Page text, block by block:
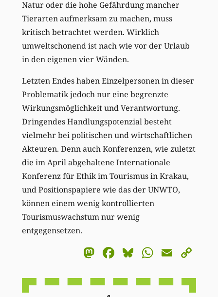
Natur oder die hohe Gefährdung mancher
Tierarten aufmerksam zu machen, muss
kritisch betrachtet werden. Wirklich
umweltschonend ist nach wie vor der Urlaub
in den eigenen vier Wänden.
Letzten Endes haben Einzelpersonen in dieser
Problematik jedoch nur eine begrenzte
Wirkungsmöglichkeit und Verantwortung.
Dringendes Handlungspotenzial besteht
vielmehr bei politischen und wirtschaftlichen
Akteuren. Denn auch Konferenzen, wie zuletzt
die im April abgehaltene Internationale
Konferenz für Ethik im Tourismus in Krakau,
und Positionspapiere wie das der UNWTO,
können einem wenig kontrollierten
Tourismuswachstum nur wenig
entgegensetzen.
Mastodon
Facebook
BlueskyEmail